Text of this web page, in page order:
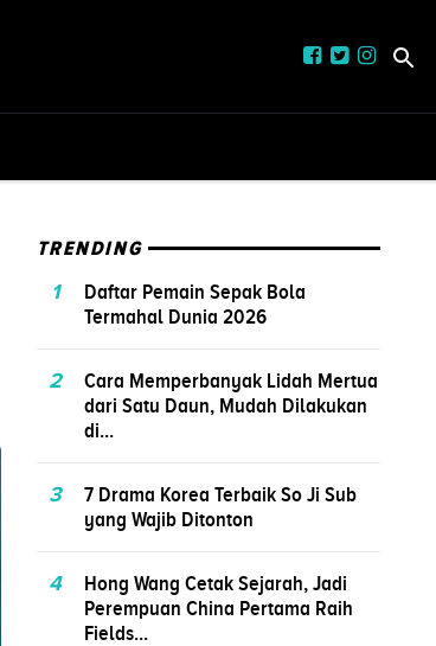
TRENDING
1
Daftar Pemain Sepak Bola
Termahal Dunia 2026
2
Cara Memperbanyak Lidah Mertua
dari Satu Daun, Mudah Dilakukan
di...
3
7 Drama Korea Terbaik So Ji Sub
yang Wajib Ditonton
4
Hong Wang Cetak Sejarah, Jadi
Perempuan China Pertama Raih
Fields...